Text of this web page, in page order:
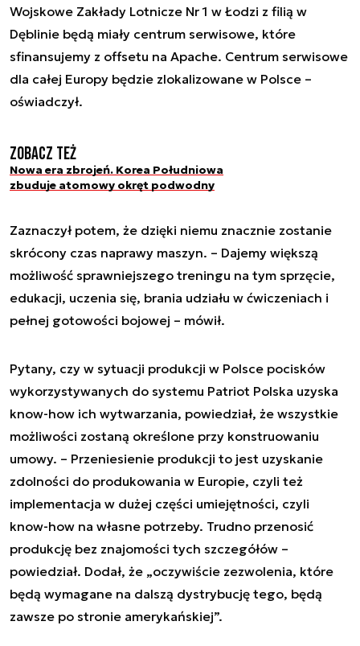
Wojskowe Zakłady Lotnicze Nr 1 w Łodzi z filią w
Dęblinie będą miały centrum serwisowe, które
sfinansujemy z offsetu na Apache. Centrum serwisowe
dla całej Europy będzie zlokalizowane w Polsce –
oświadczył.
Zobacz też
Nowa era zbrojeń. Korea Południowa
zbuduje atomowy okręt podwodny
Zaznaczył potem, że dzięki niemu znacznie zostanie
skrócony czas naprawy maszyn. – Dajemy większą
możliwość sprawniejszego treningu na tym sprzęcie,
edukacji, uczenia się, brania udziału w ćwiczeniach i
pełnej gotowości bojowej – mówił.
Pytany, czy w sytuacji produkcji w Polsce pocisków
wykorzystywanych do systemu Patriot Polska uzyska
know-how ich wytwarzania, powiedział, że wszystkie
możliwości zostaną określone przy konstruowaniu
umowy. – Przeniesienie produkcji to jest uzyskanie
zdolności do produkowania w Europie, czyli też
implementacja w dużej części umiejętności, czyli
know-how na własne potrzeby. Trudno przenosić
produkcję bez znajomości tych szczegółów –
powiedział. Dodał, że „oczywiście zezwolenia, które
będą wymagane na dalszą dystrybucję tego, będą
zawsze po stronie amerykańskiej”.